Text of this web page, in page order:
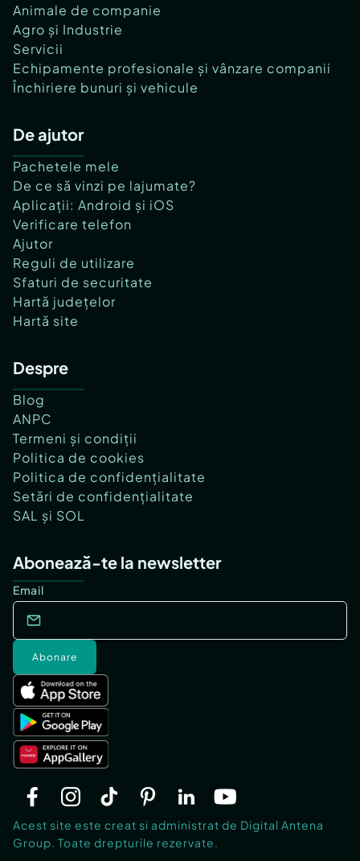
Animale de companie
Agro și Industrie
Servicii
Echipamente profesionale și vânzare companii
Închiriere bunuri și vehicule
De ajutor
Pachetele mele
De ce să vinzi pe lajumate?
Aplicații: Android și iOS
Verificare telefon
Ajutor
Reguli de utilizare
Sfaturi de securitate
Hartă județelor
Hartă site
Despre
Blog
ANPC
Termeni și condiții
Politica de cookies
Politica de confidențialitate
Setări de confidențialitate
SAL și SOL
Abonează-te la newsletter
Email
Abonare
Acest site este creat si administrat de Digital Antena
Group. Toate drepturile rezervate.